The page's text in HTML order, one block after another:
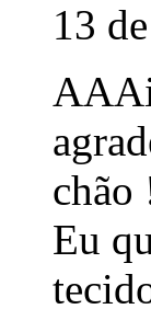
13
Eu